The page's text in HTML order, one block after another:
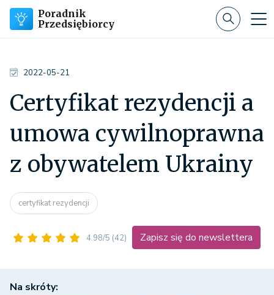
Poradnik
Przedsiębiorcy
2022-05-21
Certyfikat rezydencji a
umowa cywilnoprawna
z obywatelem Ukrainy
certyfikat rezydencji
4.98/5 (42) Zapisz się do newslettera
Na skróty: